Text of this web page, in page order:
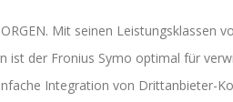
Mit seinen
ist der Fronius Symo optimal für
Integration von Drittanbieter-